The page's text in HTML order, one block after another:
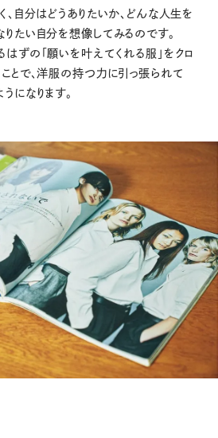
、自分はどうありたいか、どんな人生を
たい自分を想像してみるのです。
ずの「願いを叶えてくれる服」をクロ
とで、洋服の持つ力に引っ張られて
になります。